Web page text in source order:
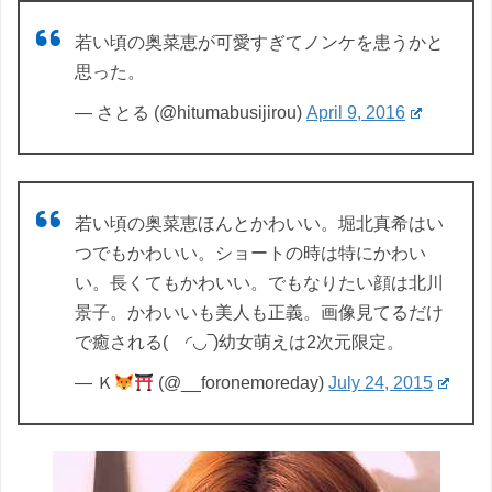
若い頃の奥菜恵が可愛すぎてノンケを患うかと
思った。
— さとる (@hitumabusijirou) April 9, 2016
若い頃の奥菜恵ほんとかわいい。堀北真希はい
つでもかわいい。ショートの時は特にかわい
い。長くてもかわいい。でもなりたい顔は北川
景子。かわいいも美人も正義。画像見てるだけ
で癒される( ◜◡‾)幼女萌えは2次元限定。
— Ｋ (@__foronemoreday)July 24, 2015